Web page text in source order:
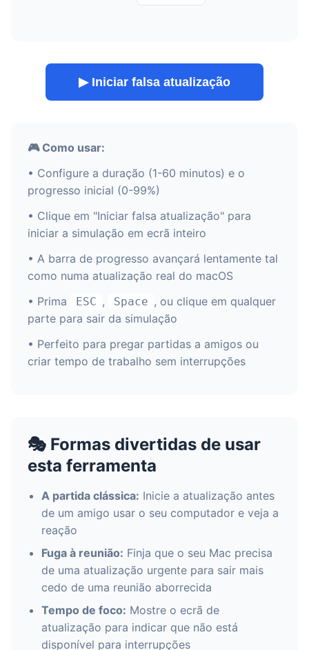
▶ Iniciar falsa atualização
🎮 Como usar:
• Configure a duração (1-60 minutos) e o
progresso inicial (0-99%)
• Clique em "Iniciar falsa atualização" para
iniciar a simulação em ecrã inteiro
• A barra de progresso avançará lentamente tal
como numa atualização real do macOS
• Prima
ESC , Space , ou clique em qualquer
parte para sair da simulação
• Perfeito para pregar partidas a amigos ou
criar tempo de trabalho sem interrupções
🎭 Formas divertidas de usar
esta ferramenta
A partida clássica: Inicie a atualização antes
de um amigo usar o seu computador e veja a
reação
Fuga à reunião: Finja que o seu Mac precisa
de uma atualização urgente para sair mais
cedo de uma reunião aborrecida
Tempo de foco: Mostre o ecrã de
atualização para indicar que não está
disponível para interrupções